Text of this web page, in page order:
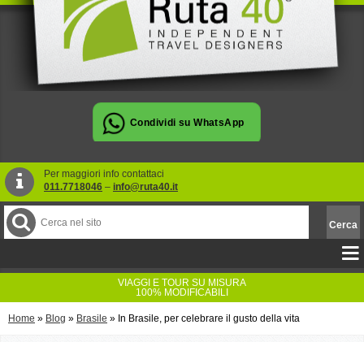
Per maggiori info contattaci
011.7718046 – info@ruta40.it
VIAGGI E TOUR SU MISURA
100% MODIFICABILI
Home » Blog » Brasile » In Brasile, per celebrare il gusto della vita